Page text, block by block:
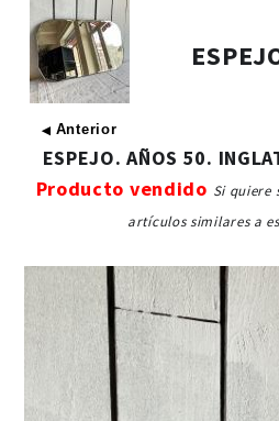
◀ Anterior
ESPEJO. AÑOS 50.
Producto vendido Si quiere
artículos similares a